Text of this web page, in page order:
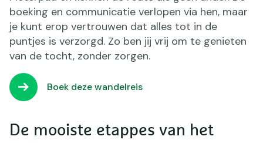
boeking en communicatie verlopen via hen, maar
je kunt erop vertrouwen dat alles tot in de
puntjes is verzorgd. Zo ben jij vrij om te genieten
van de tocht, zonder zorgen.
Boek deze wandelreis
De mooiste etappes van het